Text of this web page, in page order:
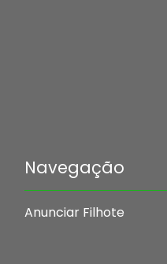
Navegação
Anunciar Filhote